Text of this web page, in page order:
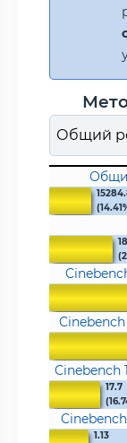
Cinebench
17.7
1.13